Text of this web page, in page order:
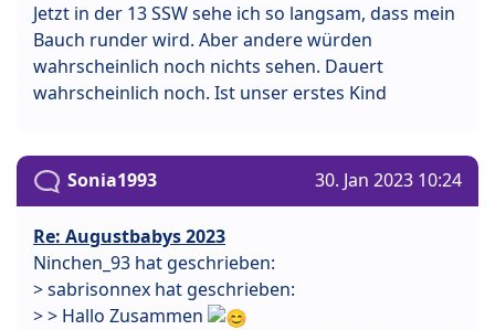
Jetzt in der 13 SSW sehe ich so langsam, dass mein
Bauch runder wird. Aber andere würden
wahrscheinlich noch nichts sehen. Dauert
wahrscheinlich noch. Ist unser erstes Kind
Sonia1993 30. Jan 2023 10:24
Re: Augustbabys 2023
Ninchen_93 hat geschrieben:
> sabrisonnex hat geschrieben:
> > Hallo Zusammen